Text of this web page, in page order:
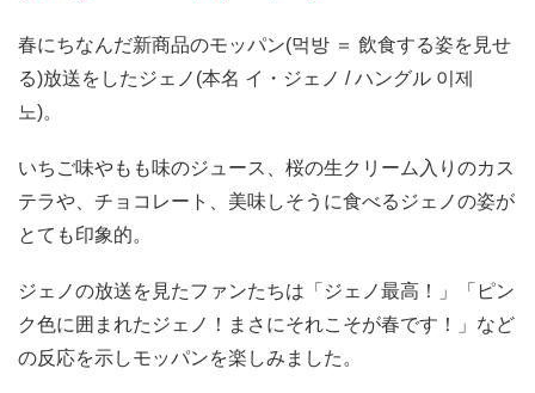
春にちなんだ新商品のモッパン(먹방 ＝ 飲食する姿を見せ
る)放送をしたジェノ(本名 イ・ジェノ / ハングル 이제
노)。
いちご味やもも味のジュース、桜の生クリーム入りのカス
テラや、チョコレート、美味しそうに食べるジェノの姿が
とても印象的。
ジェノの放送を見たファンたちは「ジェノ最高！」「ピン
ク色に囲まれたジェノ！まさにそれこそが春です！」など
の反応を示しモッパンを楽しみました。